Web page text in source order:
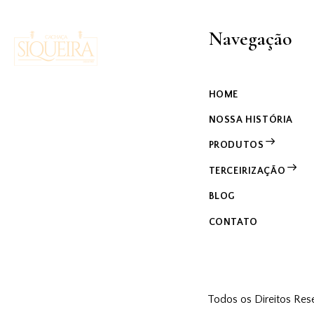
Navegação
HOME
NOSSA HISTÓRIA
PRODUTOS
TERCEIRIZAÇÃO
BLOG
CONTATO
Todos os Direitos